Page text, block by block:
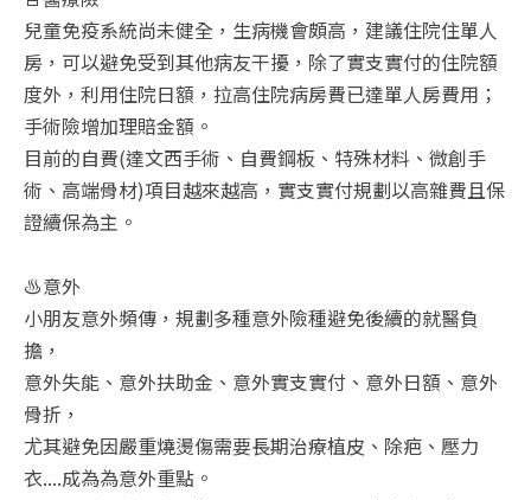
兒童免疫系統尚未健全，生病機會頗高，建議住院住單人
房，可以避免受到其他病友干擾，除了實支實付的住院額
度外，利用住院日額，拉高住院病房費已達單人房費用；
手術險增加理賠金額。
目前的自費(達文西手術、自費鋼板、特殊材料、微創手
術、高端骨材)項目越來越高，實支實付規劃以高雜費且保
證續保為主。
♨️意外
小朋友意外頻傳，規劃多種意外險種避免後續的就醫負
擔，
意外失能、意外扶助金、意外實支實付、意外日額、意外
骨折，
尤其避免因嚴重燒燙傷需要長期治療植皮、除疤、壓力
衣....成為為意外重點。